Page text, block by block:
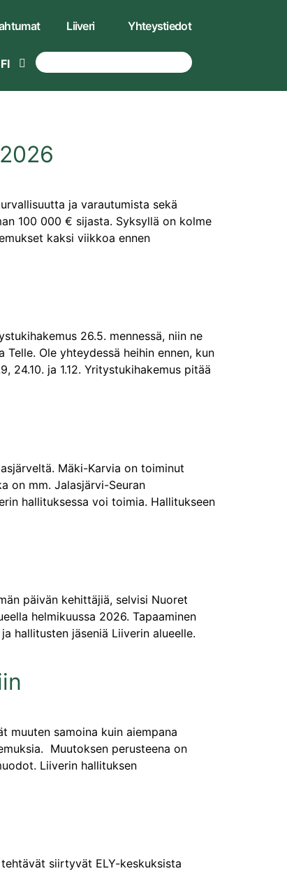
Liiveri Yhteystiedot
FI
ja varautumista sekä
100 000 € sijasta. Syksyllä on kolme
kaksi viikkoa ennen
26.5. mennessä, niin ne
Ole yhteydessä heihin ennen, kun
ja 1.12. Yritystukihakemus pitää
Mäki-Karvia on toiminut
on mm. Jalasjärvi-Seuran
hallituksessa voi toimia. Hallitukseen
päivän kehittäjiä, selvisi Nuoret
helmikuussa 2026. Tapaaminen
hallitusten jäseniä Liiverin alueelle.
muuten samoina kuin aiempana
Muutoksen perusteena on
Liiverin hallituksen
siirtyvät ELY-keskuksista